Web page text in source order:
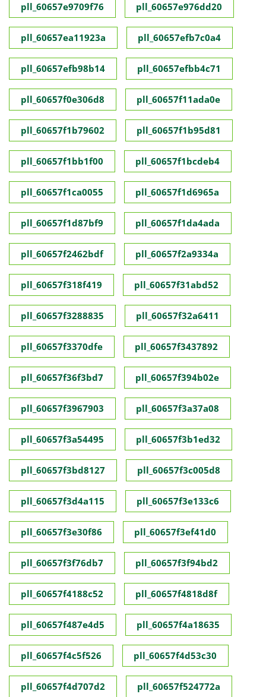
pll_60657e9709f76 pll_60657e976dd20
pll_60657ea11923a pll_60657efb7c0a4
pll_60657efb98b14 pll_60657efbb4c71
pll_60657f0e306d8 pll_60657f11ada0e
pll_60657f1b79602 pll_60657f1b95d81
pll_60657f1bb1f00 pll_60657f1bcdeb4
pll_60657f1ca0055 pll_60657f1d6965a
pll_60657f1d87bf9 pll_60657f1da4ada
pll_60657f2462bdf pll_60657f2a9334a
pll_60657f318f419 pll_60657f31abd52
pll_60657f3288835 pll_60657f32a6411
pll_60657f3370dfe pll_60657f3437892
pll_60657f36f3bd7 pll_60657f394b02e
pll_60657f3967903 pll_60657f3a37a08
pll_60657f3a54495 pll_60657f3b1ed32
pll_60657f3bd8127 pll_60657f3c005d8
pll_60657f3d4a115 pll_60657f3e133c6
pll_60657f3e30f86 pll_60657f3ef41d0
pll_60657f3f76db7 pll_60657f3f94bd2
pll_60657f4188c52 pll_60657f4818d8f
pll_60657f487e4d5 pll_60657f4a18635
pll_60657f4c5f526 pll_60657f4d53c30
pll_60657f4d707d2 pll_60657f524772a